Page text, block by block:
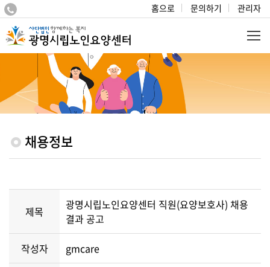
홈으로 문의하기 관리자
채용정보
제목
광명시립노인요양센터 직원(요양보호사) 채용
결과 공고
작성자 gmcare